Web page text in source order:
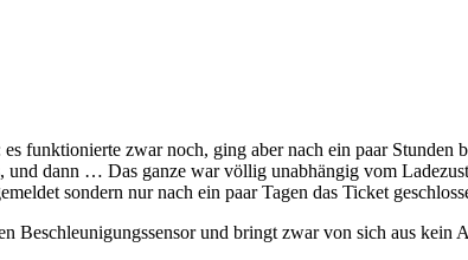
es funktionierte zwar noch, ging aber nach ein paar
und dann … Das ganze war völlig unabhängig vom
sondern nur nach ein paar Tagen das Ticket
Beschleunigungssensor und bringt zwar von sich aus